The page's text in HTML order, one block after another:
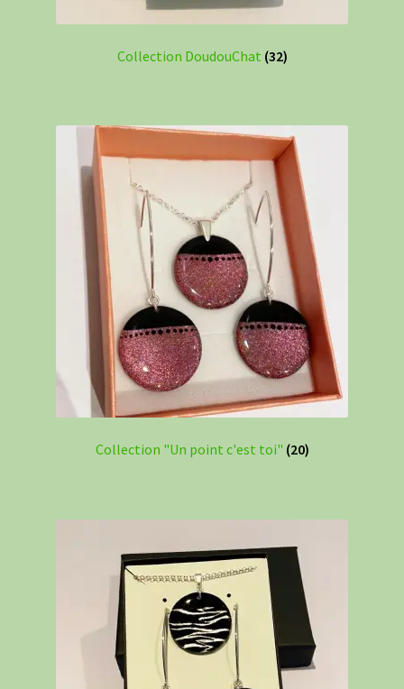
Collection DoudouChat (32)
Collection "Un point c'est toi" (20)